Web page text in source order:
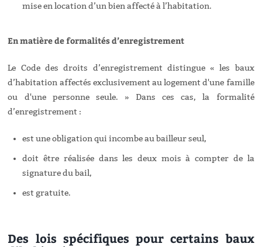
mise en location d’un bien affecté à l’habitation.
En matière de formalités d’enregistrement
Le Code des droits d’enregistrement distingue « les baux
d’habitation affectés exclusivement au logement d'une famille
ou d'une personne seule. » Dans ces cas, la formalité
d’enregistrement :
est une obligation qui incombe au bailleur seul,
doit être réalisée dans les deux mois à compter de la
signature du bail,
est gratuite.
Des lois spécifiques pour certains baux